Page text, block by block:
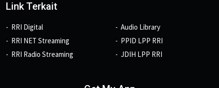
Link Terkait
RRI Digital
RRI NET Streaming
RRI Radio Streaming
Audio Library
PPID LPP RRI
JDIH LPP RRI